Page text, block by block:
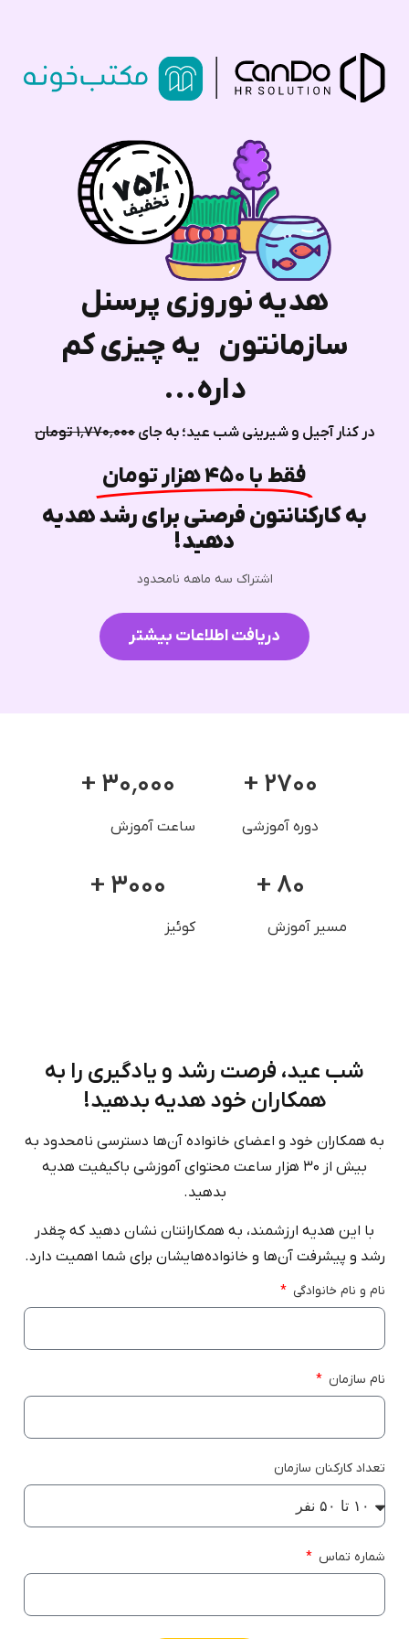
هدیه نوروزی پرسنل
سازمانتون یه چیزی کم
داره...
در کنار آجیل و شیرینی شب عید؛ به جای ۱٬۷۷۰٬۰۰۰ تومان
فقط با ۴۵۰ هزار تومان
به کارکنانتون فرصتی برای رشد هدیه
دهید!
اشتراک سه ماهه نامحدود
دریافت اطلاعات بیشتر
۲۷۰۰ +
دوره آموزشی
۳۰٬۰۰۰ +
ساعت آموزش
۸۰ +
مسیر آموزش
۳۰۰۰ +
کوئیز
شب عید، فرصت رشد و یادگیری را به
همکاران خود هدیه بدهید!
به همکاران خود و اعضای خانواده آن‌ها دسترسی نامحدود به
بیش از ۳۰ هزار ساعت محتوای آموزشی باکیفیت هدیه
بدهید.
با این هدیه ارزشمند، به همکارانتان نشان دهید که چقدر
رشد و پیشرفت آن‌ها و خانواده‌هایشان برای شما اهمیت دارد.
نام و نام خانوادگی
نام سازمان
تعداد کارکنان سازمان
شماره تماس